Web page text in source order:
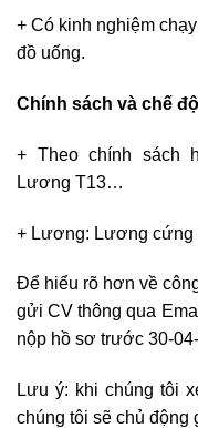
+ Có kinh nghiệm
đồ uống.
Chính sách và chế
+ Theo chính sách
Lương T13…
+ Lương: Lương cứng
Để hiểu rõ hơn về
gửi CV thông qua
nộp hồ sơ trước 30-
Lưu ý: khi chúng tôi
chúng tôi sẽ chủ động